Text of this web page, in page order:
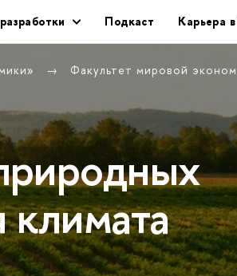
Подкаст Карьера
Факультет мировой